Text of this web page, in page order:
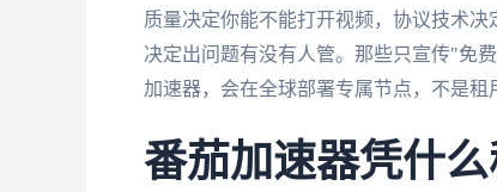
质量决定你能不能打开视频，协议技术
决定出问题有没有人管。那些只宣传"免
加速器，会在全球部署专属节点，不是租
番茄加速器凭什